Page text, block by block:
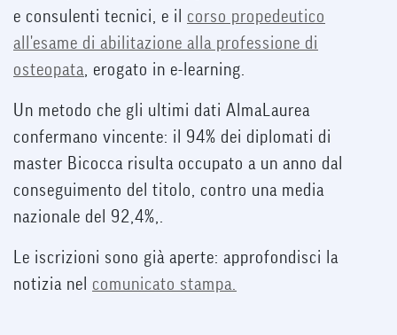
e consulenti tecnici, e il corso propedeutico
all'esame di abilitazione alla professione di
osteopata , erogato in e-learning.
Un metodo che gli ultimi dati AlmaLaurea
confermano vincente: il 94% dei diplomati di
master Bicocca risulta occupato a un anno dal
conseguimento del titolo, contro una media
nazionale del 92,4%,.
Le iscrizioni sono già aperte: approfondisci la
notizia nel comunicato stampa